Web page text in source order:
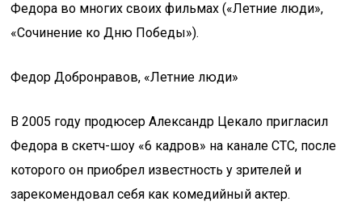
Федора во многих своих фильмах («Летние люди»,
«Сочинение ко Дню Победы»).
Федор Добронравов, «Летние люди»
В 2005 году продюсер Александр Цекало пригласил
Федора в скетч-шоу «6 кадров» на канале СТС, после
которого он приобрел известность у зрителей и
зарекомендовал себя как комедийный актер.